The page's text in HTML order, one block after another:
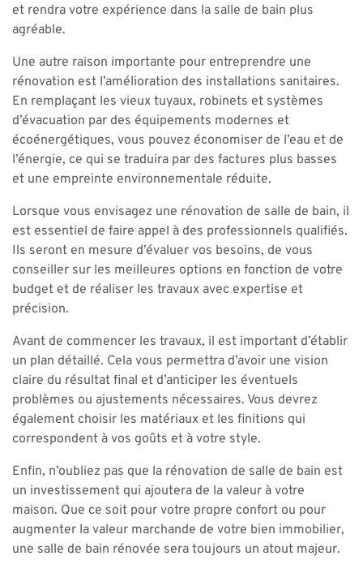
et rendra votre expérience dans la salle de bain plus
agréable.
Une autre raison importante pour entreprendre une
rénovation est l’amélioration des installations sanitaires.
En remplaçant les vieux tuyaux, robinets et systèmes
d’évacuation par des équipements modernes et
écoénergétiques, vous pouvez économiser de l’eau et de
l’énergie, ce qui se traduira par des factures plus basses
et une empreinte environnementale réduite.
Lorsque vous envisagez une rénovation de salle de bain, il
est essentiel de faire appel à des professionnels qualifiés.
Ils seront en mesure d’évaluer vos besoins, de vous
conseiller sur les meilleures options en fonction de votre
budget et de réaliser les travaux avec expertise et
précision.
Avant de commencer les travaux, il est important d’établir
un plan détaillé. Cela vous permettra d’avoir une vision
claire du résultat final et d’anticiper les éventuels
problèmes ou ajustements nécessaires. Vous devrez
également choisir les matériaux et les finitions qui
correspondent à vos goûts et à votre style.
Enfin, n’oubliez pas que la rénovation de salle de bain est
un investissement qui ajoutera de la valeur à votre
maison. Que ce soit pour votre propre confort ou pour
augmenter la valeur marchande de votre bien immobilier,
une salle de bain rénovée sera toujours un atout majeur.